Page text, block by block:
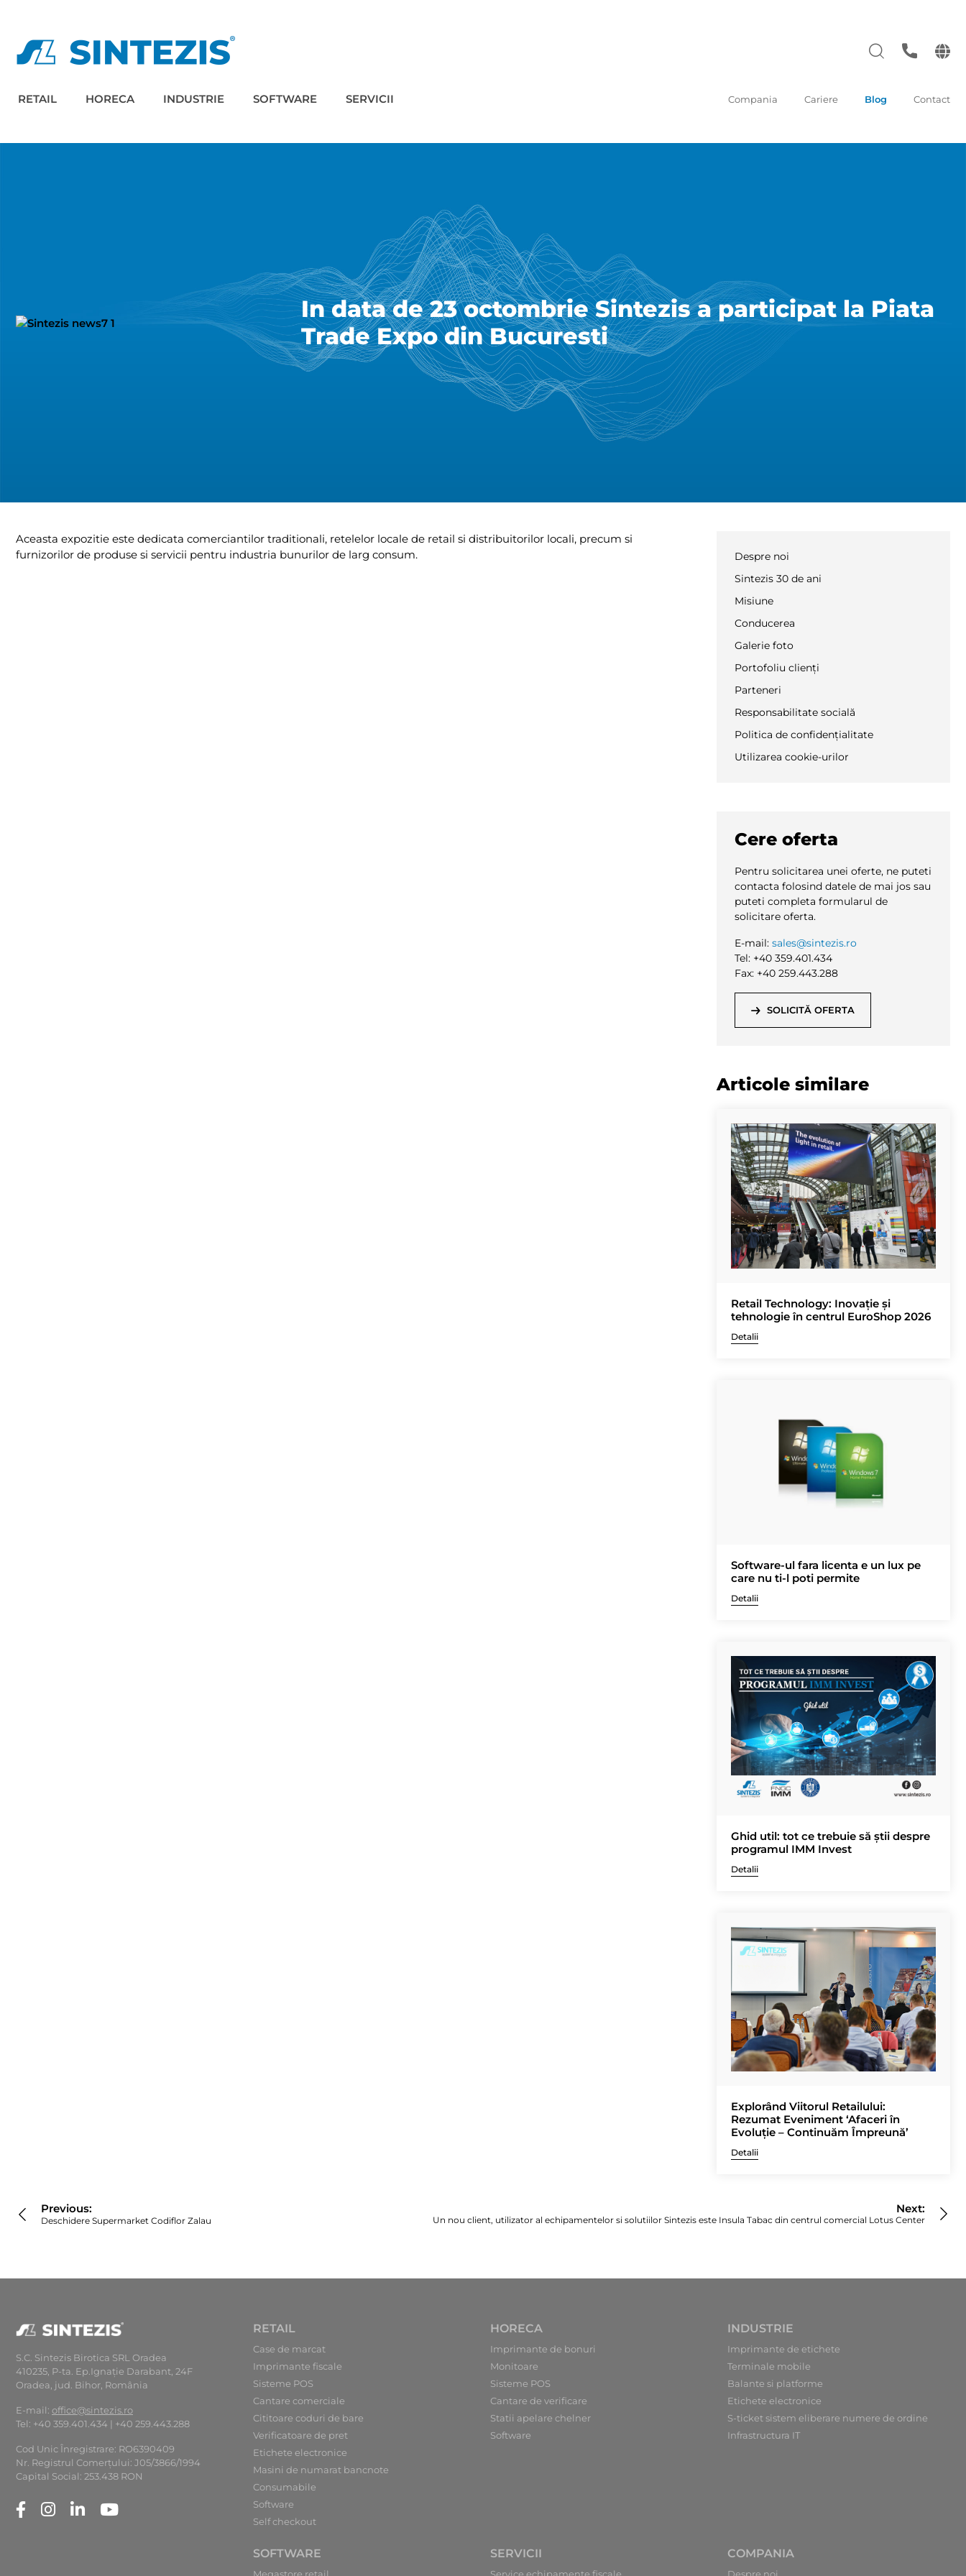
RETAIL HORECA INDUSTRIE SOFTWARE SERVICII Compania Cariere Blog Contact
In data de 23 octombrie Sintezis a participat la Piata
Trade Expo din Bucuresti
Aceasta expozitie este dedicata comerciantilor traditionali, retelelor locale de retail si distribuitorilor locali, precum si
furnizorilor de produse si servicii pentru industria bunurilor de larg consum.
Despre noi
Sintezis 30 de ani
Misiune
Conducerea
Galerie foto
Portofoliu clienți
Parteneri
Responsabilitate socială
Politica de confidențialitate
Utilizarea cookie-urilor
Cere oferta
Pentru solicitarea unei oferte, ne puteti
contacta folosind datele de mai jos sau
puteti completa formularul de
solicitare oferta.
E-mail: sales@sintezis.ro
Tel: +40 359.401.434
Fax: +40 259.443.288
SOLICITĂ OFERTA
Articole similare
Retail Technology: Inovație și
tehnologie în centrul EuroShop 2026
Detalii
Software-ul fara licenta e un lux pe
care nu ti-l poti permite
Detalii
Ghid util: tot ce trebuie să știi despre
programul IMM Invest
Detalii
Explorând Viitorul Retailului:
Rezumat Eveniment ‘Afaceri în
Evoluție – Continuăm Împreună’
Detalii
în
articole
Previous:
Deschidere Supermarket Codiflor Zalau
Next:
Un nou client, utilizator al echipamentelor si solutiilor Sintezis este Insula Tabac din centrul comercial Lotus Center
S.C. Sintezis Birotica SRL Oradea
410235, P-ta. Ep.Ignaţie Darabant, 24F
Oradea, jud. Bihor, România
E-mail: office@sintezis.ro
Tel: +40 359.401.434 | +40 259.443.288
Cod Unic Înregistrare: RO6390409
Nr. Registrul Comerţului: J05/3866/1994
Capital Social: 253.438 RON
RETAIL
Case de marcat
Imprimante fiscale
Sisteme POS
Cantare comerciale
Cititoare coduri de bare
Verificatoare de pret
Etichete electronice
Masini de numarat bancnote
Consumabile
Software
Self checkout
HORECA
Imprimante de bonuri
Monitoare
Sisteme POS
Cantare de verificare
Statii apelare chelner
Software
INDUSTRIE
Imprimante de etichete
Terminale mobile
Balante si platforme
Etichete electronice
S-ticket sistem eliberare numere de ordine
Infrastructura IT
SOFTWARE SERVICII COMPANIA